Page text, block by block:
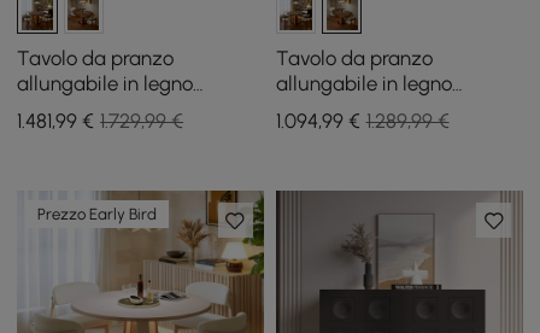
Tavolo da pranzo
allungabile in legno
massello da 920 mm-1200
mm con luce
1.481,99 € 1.729,99 €
Tavolo da pranzo
allungabile in legno
massello da 920 mm-1200
mm con luce
1.094,99€ 1.289,99 €
Prezzo Early Bird